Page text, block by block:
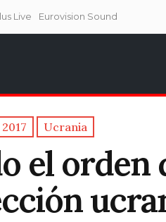
Live Eurovision Sound
Ucrania
el orden